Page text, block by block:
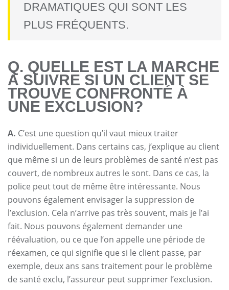
DRAMATIQUES QUI SONT LES
PLUS FRÉQUENTS.
Q. QUELLE EST LA MARCHE
À SUIVRE SI UN CLIENT SE
TROUVE CONFRONTÉ À
UNE EXCLUSION?
A. C’est une question qu’il vaut mieux traiter
individuellement. Dans certains cas, j’explique au client
que même si un de leurs problèmes de santé n’est pas
couvert, de nombreux autres le sont. Dans ce cas, la
police peut tout de même être intéressante. Nous
pouvons également envisager la suppression de
l’exclusion. Cela n’arrive pas très souvent, mais je l’ai
fait. Nous pouvons également demander une
réévaluation, ou ce que l’on appelle une période de
réexamen, ce qui signifie que si le client passe, par
exemple, deux ans sans traitement pour le problème
de santé exclu, l’assureur peut supprimer l’exclusion.